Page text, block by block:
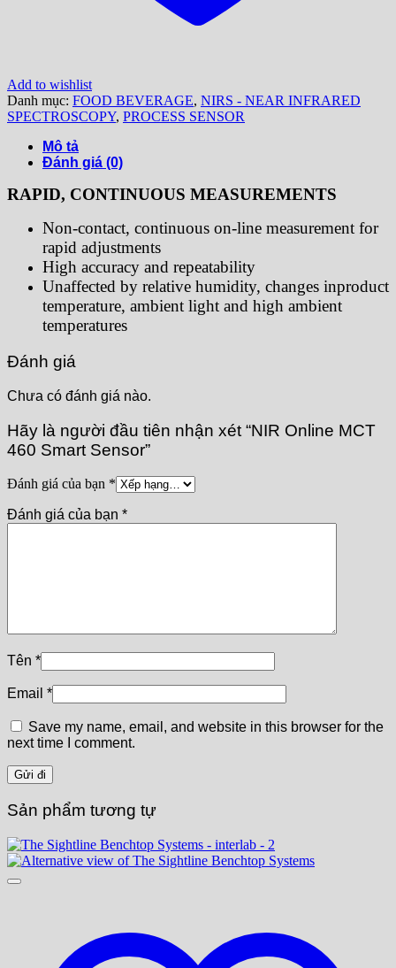
Add to wishlist
Danh mục: FOOD BEVERAGE, NIRS - NEAR INFRARED
SPECTROSCOPY, PROCESS SENSOR
Mô tả
Đánh giá (0)
RAPID, CONTINUOUS MEASUREMENTS
Non-contact, continuous on-line measurement for
rapid adjustments
High accuracy and repeatability
Unaffected by relative humidity, changes inproduct
temperature, ambient light and high ambient
temperatures
Đánh giá
Chưa có đánh giá nào.
Hãy là người đầu tiên nhận xét “NIR Online MCT
460 Smart Sensor”
Đánh giá của bạn *
Đánh giá của bạn *
Tên *
Email *
Save my name, email, and website in this browser for the
next time I comment.
Sản phẩm tương tự